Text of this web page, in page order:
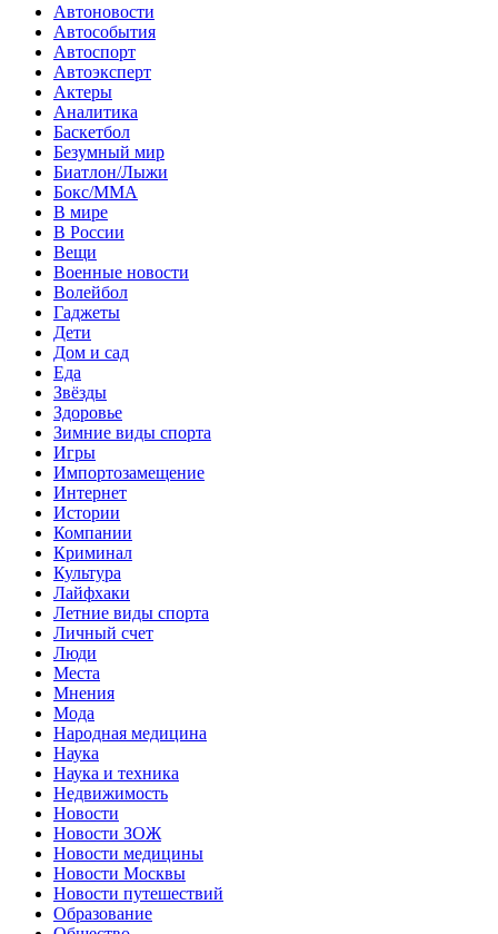
Автоновости
Автособытия
Автоспорт
Автоэксперт
Актеры
Аналитика
Баскетбол
Безумный мир
Биатлон/Лыжи
Бокс/MMA
В мире
В России
Вещи
Военные новости
Волейбол
Гаджеты
Дети
Дом и сад
Еда
Звёзды
Здоровье
Зимние виды спорта
Игры
Импортозамещение
Интернет
Истории
Компании
Криминал
Культура
Лайфхаки
Летние виды спорта
Личный счет
Люди
Места
Мнения
Мода
Народная медицина
Наука
Наука и техника
Недвижимость
Новости
Новости ЗОЖ
Новости медицины
Новости Москвы
Новости путешествий
Образование